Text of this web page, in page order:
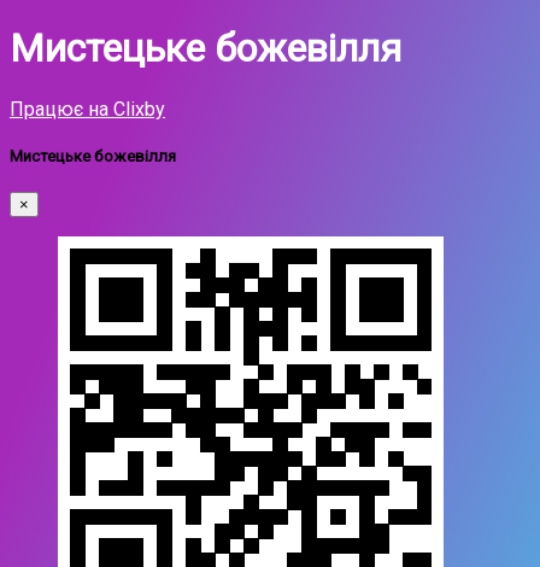
Мистецьке божевілля
Працює на Clixby
Мистецьке божевілля
×